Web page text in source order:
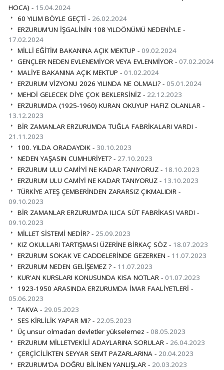
HOCA) - 15.04.2024
60 YILIM BÖYLE GEÇTİ - 26.02.2024
ERZURUM'UN İŞGALİNİN 108 YILDÖNÜMÜ NEDENİYLE -
17.02.2024
MİLLİ EĞİTİM BAKANINA AÇIK MEKTUP - 09.02.2024
GENÇLER NEDEN EVLENEMİYOR VEYA EVLENMİYOR - 07.02.2024
MALİYE BAKANINA AÇIK MEKTUP - 01.02.2024
ERZURUM VİZYONU 2026 YILINDA NE OLMALI? - 05.01.2024
MEHDİ GELECEK DİYE ÇOK BEKLERSİNİZ - 22.12.2023
ERZURUMDA (1925-1960) KURAN OKUYUP HAFIZ OLANLAR -
13.12.2023
BİR ZAMANLAR ERZURUMDA TUĞLA FABRİKALARI VARDI -
21.11.2023
100. YILDA ORADAYDIK - 30.10.2023
NEDEN YAŞASIN CUMHURİYET? - 27.10.2023
ERZURUM ULU CAMİ’Yİ NE KADAR TANIYORUZ - 18.10.2023
ERZURUM ULU CAMİYİ NE KADAR TANIYORUZ - 13.10.2023
TÜRKİYE ATEŞ ÇEMBERİNDEN ZARARSIZ ÇIKMALIDIR -
09.10.2023
BİR ZAMANLAR ERZURUM'DA ILICA SÜT FABRİKASI VARDI -
09.10.2023
MİLLET SİSTEMİ NEDİR? - 25.09.2023
KIZ OKULLARI TARTIŞMASI ÜZERİNE BİRKAÇ SÖZ - 18.07.2023
ERZURUM SOKAK VE CADDELERİNDE GEZERKEN - 11.07.2023
ERZURUM NEDEN GELİŞEMEZ ? - 11.07.2023
KUR'AN KURSLARI KONUSUNDA KISA NOTLAR - 01.07.2023
1923-1950 ARASINDA ERZURUMDA İMAR FAALİYETLERİ -
05.06.2023
TAKVA - 29.05.2023
SES KİRLİLİK YAPAR MI? - 22.05.2023
Üç unsur olmadan devletler yükselemez - 08.05.2023
ERZURUM MİLLETVEKİLİ ADAYLARINA SORULAR - 26.04.2023
ÇERÇİCİLİKTEN SEYYAR SEMT PAZARLARINA - 20.04.2023
ERZURUM'DA DOĞRU BİLİNEN YANLIŞLAR - 20.03.2023